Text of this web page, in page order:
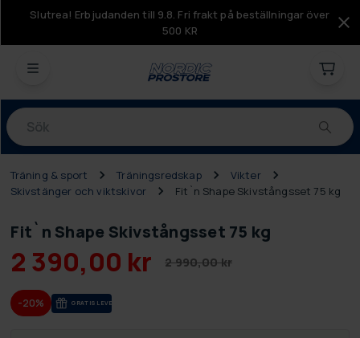
Slutrea! Erbjudanden till 9.8. Fri frakt på beställningar över
500 KR
Produkter
Träning & sport Träningsredskap
Vikter
Skivstänger och viktskivor
Fit`n Shape Skivstångsset 75 kg
Fit`n Shape Skivstångsset 75 kg
2 390,00 kr 2 990,00 kr
-20% GRA­TIS LE­VE­RANS